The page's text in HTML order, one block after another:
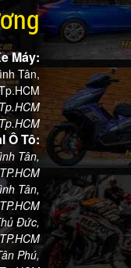
Máy:
Tân,
Ô Tô:
Tân,
TP.HCM
Tân,
TP.HCM
Đức,
TP.HCM
Phú,